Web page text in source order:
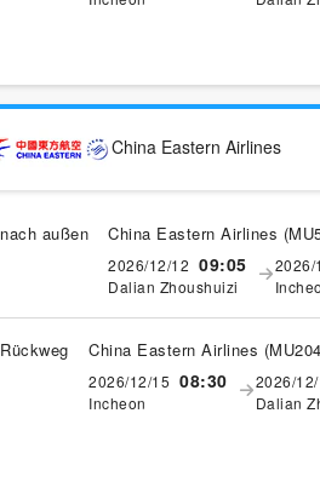
China Eastern Airlines
nach außen China Eastern Airlines (
2026/12/12 09:05
Dalian Zhoushuizi
2026/
Rückweg China Eastern Airlines (
2026/12/15 08:30
Incheon
2026/
Dalian